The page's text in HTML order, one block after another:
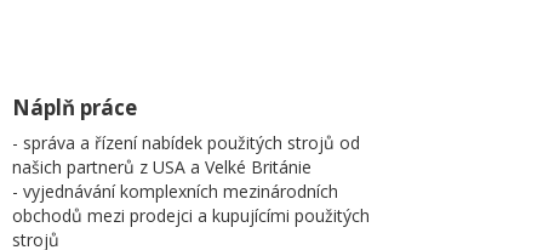
Náplň práce
- správa a řízení nabídek použitých strojů od
našich partnerů z USA a Velké Británie
- vyjednávání komplexních mezinárodních
obchodů mezi prodejci a kupujícími použitých
strojů